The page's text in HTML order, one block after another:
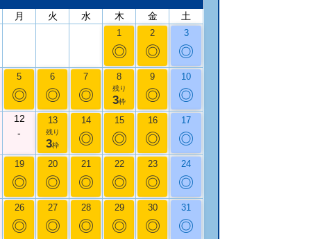
月 火 水 木 金 土
1
◎
2
◎
3
◎
5
◎
6
◎
7
◎
8
残り
3枠
9
◎
10
◎
12
-
13
残り
3枠
14
◎
15
◎
16
◎
17
◎
19
◎
20
◎
21
◎
22
◎
23
◎
24
◎
26
◎
27
◎
28
◎
29
◎
30
◎
31
◎